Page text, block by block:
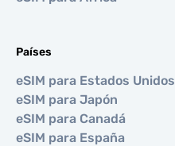
Países
eSIM para Estados Unidos
eSIM para Japón
eSIM para Canadá
eSIM para España